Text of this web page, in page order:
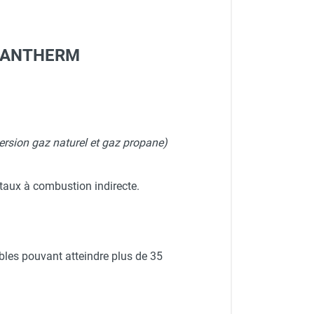
gaz naturel et gaz propane)
à combustion indirecte.
pouvant atteindre plus de 35